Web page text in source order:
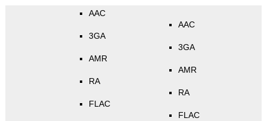
AAC
3GA
AMR
RA
FLAC
AAC
3GA
AMR
RA
FLAC